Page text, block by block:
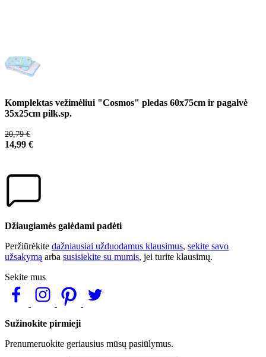
Komplektas vežimėliui "Cosmos" pledas 60x75cm ir pagalvė
35x25cm pilk.sp.
20,79 €
14,99 €
Džiaugiamės galėdami padėti
Peržiūrėkite dažniausiai užduodamus klausimus, sekite savo
užsakymą arba susisiekite su mumis, jei turite klausimų.
Sekite mus
Sužinokite pirmieji
Prenumeruokite geriausius mūsų pasiūlymus.